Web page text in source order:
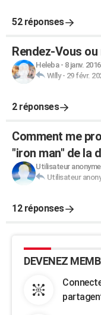
FORUM
52 réponses
Rendez-Vous
Heleba- 8 janv.
Willy- 29 févr.
2 réponses
Comment me
"iron man" de la
Utilisateur anonyme
Utilisateur
12 réponses
DEVENEZ